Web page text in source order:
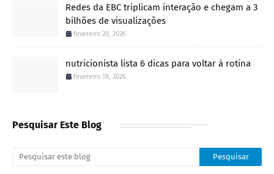
Redes da EBC triplicam interação e chegam a 3
bilhões de visualizações
fevereiro 20, 2026
nutricionista lista 6 dicas para voltar à rotina
fevereiro 18, 2026
Pesquisar Este Blog